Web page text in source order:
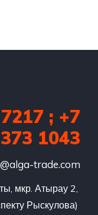
; +7
1043
trade.com
мкр. Атырау 2,
Рыскулова)